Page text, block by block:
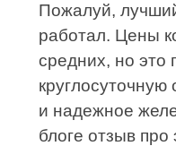
Пожалуй,
работал. Цены
средних, но это
и надежное
блоге отзыв про